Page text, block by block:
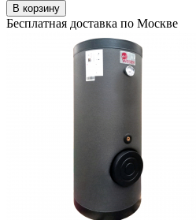
В корзину
Бесплатная доставка по Москве